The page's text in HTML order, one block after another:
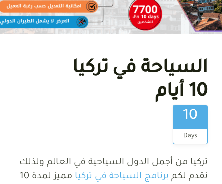
السياحة في تركيا
10 أيام
10
Days
تركيا من أجمل الدول السياحية في العالم ولذلك
نقدم لكم برنامج السياحة في تركيا
مميز لمدة 10